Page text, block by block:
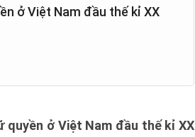
ở Việt Nam đầu thế kỉ XX
quyền ở Việt Nam đầu thế kỉ XX